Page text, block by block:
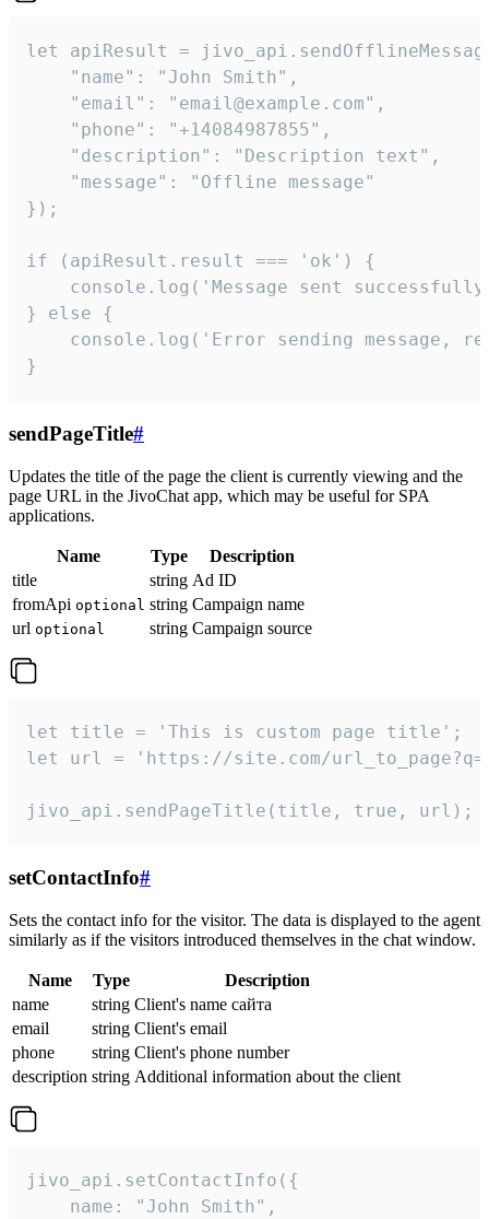
let apiResult =
    "name": "John Smith",
    "email": "email@example.com",
    "phone": "+14084987855",
    "description": "Description text",
    "message": "Offline message"
});
if (apiResult.result === 'ok') {
console.log('Message sent
} else {
console.log('Error sending message,
}
sendPageTitle#
Updates the title of the page the client is currently viewing and the
page URL in the JivoChat app, which may be useful for SPA
applications.
Name Type
Description
title
string Ad ID
fromApi optional string Campaign name
url optional string Campaign source
let title = 'This is custom page title';
let url = 'https://site.com/
jivo_api.sendPageTitle(title, true, url);
setContactInfo#
Sets the contact info for the visitor. The data is displayed to the agent
similarly as if the visitors introduced themselves in the chat window.
Name Type
Description
name
string Client's name сайта
email
string Client's email
phone
string Client's phone number
description string Additional information about the client
jivo_api.setContactInfo({
    name: "John Smith",